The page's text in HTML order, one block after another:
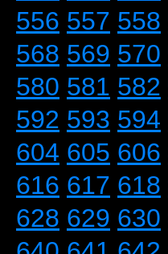
556 557 558
568 569 570
580 581 582
592 593 594
604 605 606
616 617 618
628 629 630